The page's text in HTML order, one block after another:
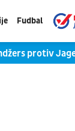
Fudbal
protiv